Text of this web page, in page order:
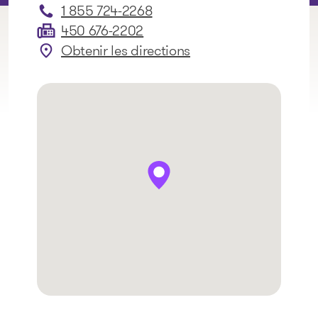
1 855 724-2268
450 676-2202
Obtenir les directions
: La Pocatière